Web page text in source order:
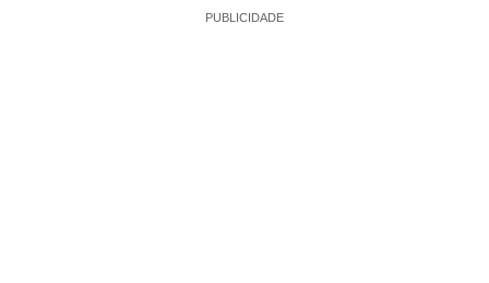
PUBLICIDADE